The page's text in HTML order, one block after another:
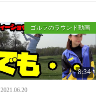
ゴルフのラウンド動画
8:34
2021.06.20